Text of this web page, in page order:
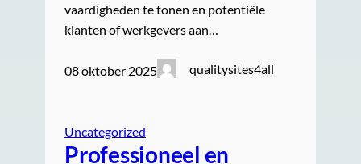
vaardigheden te tonen en potentiële
klanten of werkgevers aan…
08 oktober 2025 qualitysites4all
Uncategorized
Professioneel en